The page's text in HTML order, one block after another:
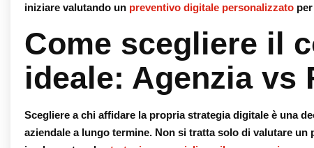
iniziare valutando un preventivo digitale personalizzato
Come scegliere il
ideale: Agenzia vs
Scegliere a chi affidare la propria strategia digitale è una
aziendale a lungo termine. Non si tratta solo di valutare